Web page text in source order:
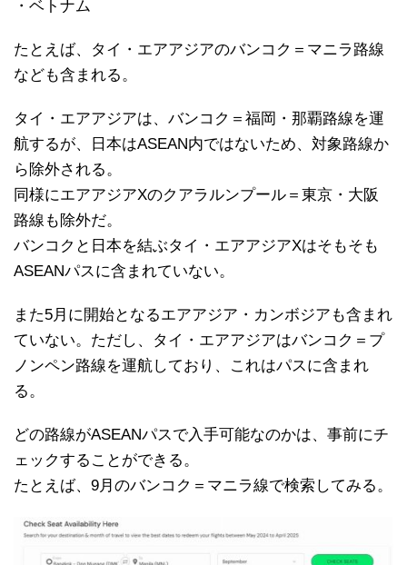
・ベトナム
たとえば、タイ・エアアジアのバンコク＝マニラ路線
なども含まれる。
タイ・エアアジアは、バンコク＝福岡・那覇路線を運
航するが、日本はASEAN内ではないため、対象路線か
ら除外される。
同様にエアアジアXのクアラルンプール＝東京・大阪
路線も除外だ。
バンコクと日本を結ぶタイ・エアアジアXはそもそも
ASEANパスに含まれていない。
また5月に開始となるエアアジア・カンボジアも含まれ
ていない。ただし、タイ・エアアジアはバンコク＝プ
ノンペン路線を運航しており、これはパスに含まれ
る。
どの路線がASEANパスで入手可能なのかは、事前にチ
ェックすることができる。
たとえば、9月のバンコク＝マニラ線で検索してみる。